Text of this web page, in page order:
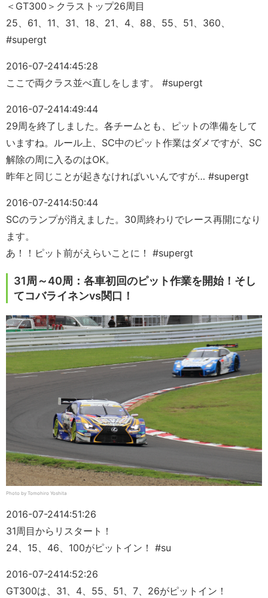
＜GT300＞クラストップ26周目
25、61、11、31、18、21、4、88、55、51、360、
#supergt
2016-07-2414:45:28
ここで両クラス並べ直しをします。 #supergt
2016-07-2414:49:44
29周を終了しました。各チームとも、ピットの準備をして
いますね。ルール上、SC中のピット作業はダメですが、SC
解除の周に入るのはOK。
昨年と同じことが起きなければいいんですが… #supergt
2016-07-2414:50:44
SCのランプが消えました。30周終わりでレース再開になり
ます。
あ！！ピット前がえらいことに！ #supergt
31周～40周：各車初回のピット作業を開始！そし
てコバライネンvs関口！
Photo by Tomohiro Yoshita
2016-07-2414:51:26
31周目からリスタート！
24、15、46、100がピットイン！ #su
2016-07-2414:52:26
GT300は、31、4、55、51、7、26がピットイン！